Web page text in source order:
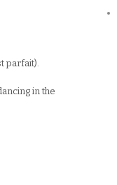
parfait).
in the